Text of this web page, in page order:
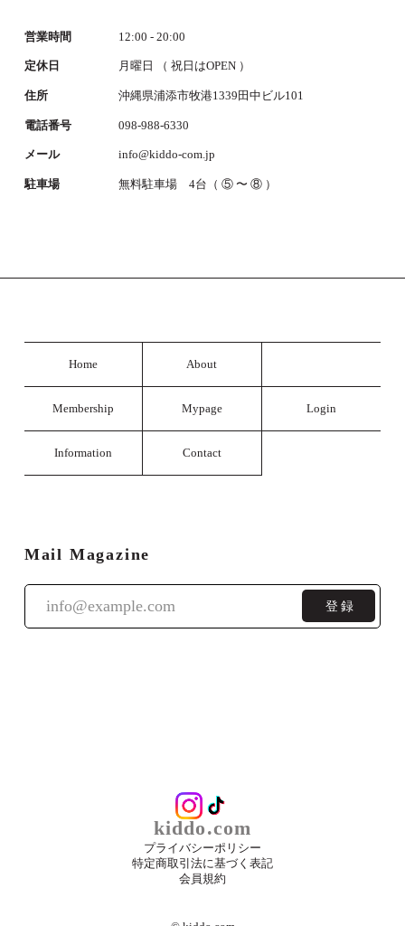
営業時間 12:00 - 20:00
定休日 月曜日 （ 祝日はOPEN ）
住所 沖縄県浦添市牧港1339田中ビル101
電話番号 098-988-6330
メール info@kiddo-com.jp
駐車場 無料駐車場 4台（ ⑤ 〜 ⑧ ）
Home About
Membership Mypage Login
Information Contact
Mail Magazine
登録
kiddo.com
プライバシーポリシー
特定商取引法に基づく表記
会員規約